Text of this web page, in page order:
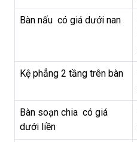
Bàn nấu có giá dưới nan
Kệ phẳng 2 tầng trên bàn
Bàn soạn chia có giá
dưới liền